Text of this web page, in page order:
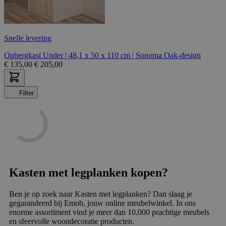
Snelle levering
Opbergkast Under | 48,1 x 50 x 110 cm | Sonoma Oak-design
€ 135,00 € 205,00
Filter
Kasten met legplanken kopen?
Ben je op zoek naar Kasten met legplanken? Dan slaag je
gegarandeerd bij Emob, jouw online meubelwinkel. In ons
enorme assortiment vind je meer dan 10.000 prachtige meubels
en sfeervolle woondecoratie producten.